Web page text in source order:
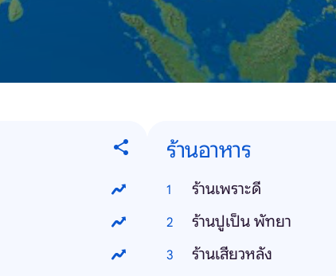
ร้านอาหาร
ร้านเพราะดี
ร้านปูเป็น พัทยา
ร้านเสียวหลัง